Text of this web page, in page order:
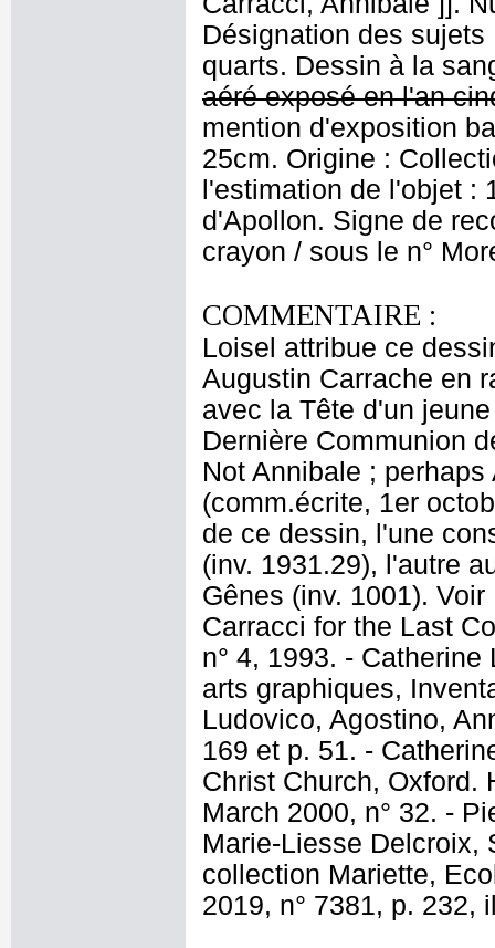
Désignation des
quarts. Dessin à la
aéré exposé en l'an
mention d'exposition
25cm. Origine :
l'estimation de l'objet :
d'Apollon. Signe de
crayon / sous le n°
COMMENTAIRE :
Loisel attribue ce
Augustin Carrache en
avec la Tête d'un
Dernière Communion
Not Annibale ;
(comm.écrite, 1er
de ce dessin, l'une
(inv. 1931.29), l'autre
Gênes (inv. 1001).
Carracci for the Last
n° 4, 1993. -
arts graphiques,
Ludovico, Agostino,
169 et p. 51. -
Christ Church, Oxford.
March 2000, n° 32. -
Marie-Liesse Delcroix,
collection Mariette,
2019, n° 7381, p. 232,